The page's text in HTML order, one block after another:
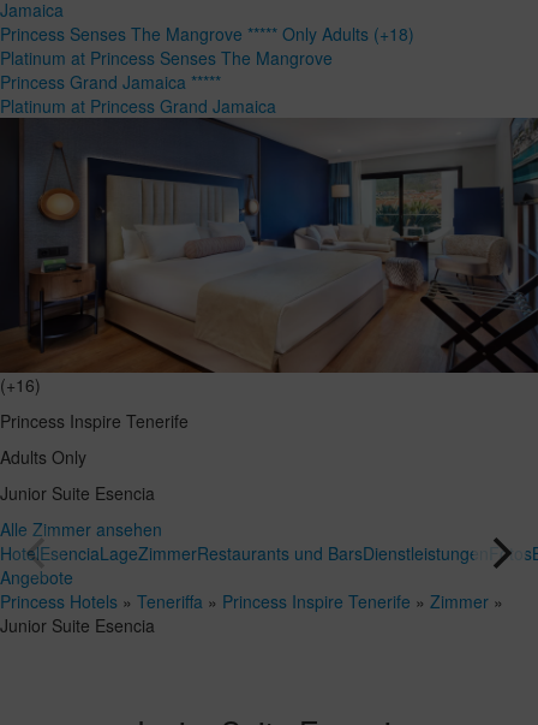
Jamaica
Princess Senses The Mangrove ***** Only Adults (+18)
Platinum at Princess Senses The Mangrove
Princess Grand Jamaica *****
Platinum at Princess Grand Jamaica
(+16)
Princess Inspire Tenerife
Adults Only
Junior Suite Esencia
Alle Zimmer ansehen
HotelEsenciaLageZimmerRestaurants und BarsDienstleistungen Fotos
Angebote
Princess Hotels » Teneriffa » Princess Inspire Tenerife » Zimmer »
Junior Suite Esencia